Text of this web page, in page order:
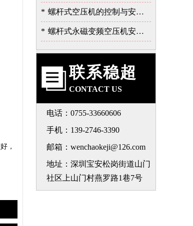
，
* 螺杆式空压机的控制与安全保护系统
* 螺杆式永磁变频空压机安装注意事项-深圳稳超
联系稳超
CONTACT US
电话：0755-33660606
手机：139-2746-3390
邮箱：wenchaokeji@126.com
地址：深圳宝安松岗街道山门
社区上山门村燕罗路1巷7号